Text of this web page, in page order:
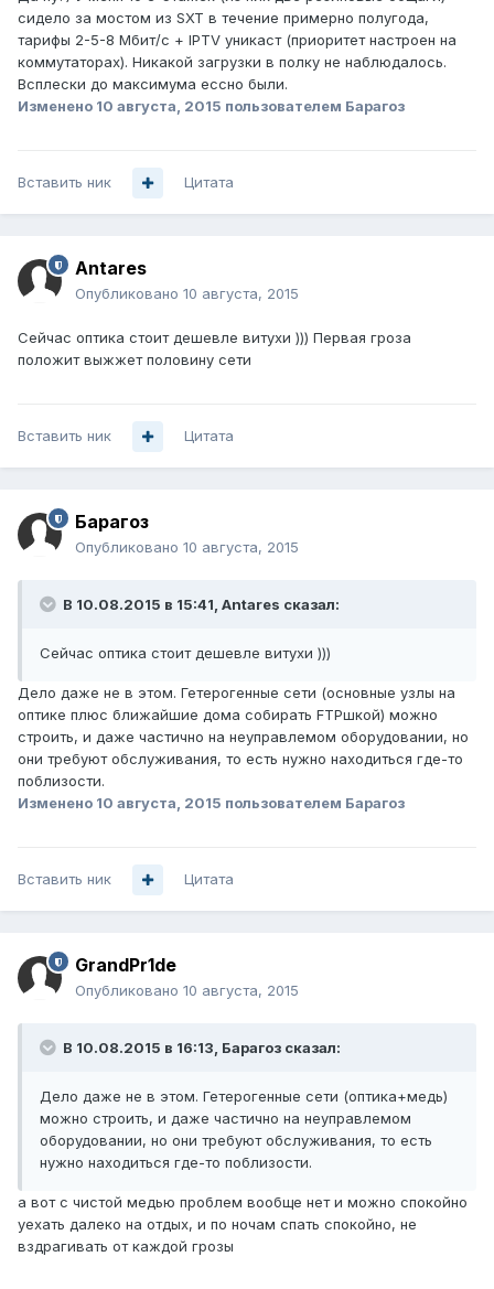
сидело за мостом из SXT в течение примерно полугода,
тарифы 2-5-8 Мбит/с + IPTV уникаст (приоритет настроен на
коммутаторах). Никакой загрузки в полку не наблюдалось.
Всплески до максимума ессно были.
Изменено 10 августа, 2015 пользователем Барагоз
Вставить ник Цитата
Antares
Опубликовано 10 августа, 2015
Сейчас оптика стоит дешевле витухи ))) Первая гроза
положит выжжет половину сети
Вставить ник Цитата
Барагоз
Опубликовано 10 августа, 2015
В 10.08.2015 в 15:41, Antares сказал:
Сейчас оптика стоит дешевле витухи )))
Дело даже не в этом. Гетерогенные сети (основные узлы на
оптике плюс ближайшие дома собирать FTPшкой) можно
строить, и даже частично на неуправлемом оборудовании, но
они требуют обслуживания, то есть нужно находиться где-то
поблизости.
Изменено 10 августа, 2015 пользователем Барагоз
Вставить ник Цитата
GrandPr1de
Опубликовано 10 августа, 2015
В 10.08.2015 в 16:13, Барагоз сказал:
Дело даже не в этом. Гетерогенные сети (оптика+медь)
можно строить, и даже частично на неуправлемом
оборудовании, но они требуют обслуживания, то есть
нужно находиться где-то поблизости.
а вот с чистой медью проблем вообще нет и можно спокойно
уехать далеко на отдых, и по ночам спать спокойно, не
вздрагивать от каждой грозы